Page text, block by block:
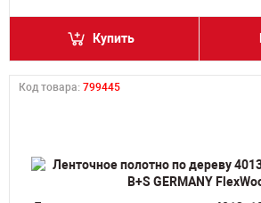
Купить
Код товара: 799445